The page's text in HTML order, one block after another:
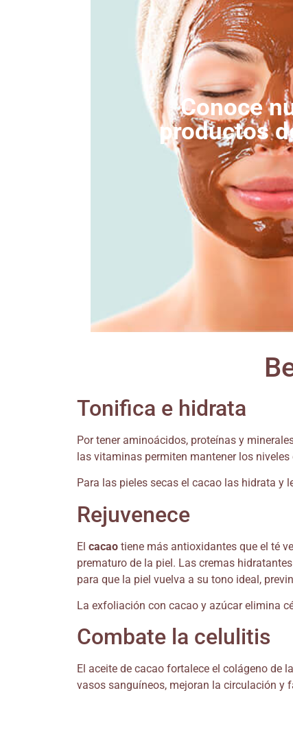
Conoce
productos
Tonifica e hidrata
Por tener aminoácidos, proteínas y
las vitaminas permiten mantener los
Para las pieles secas el cacao las hidrata y
Rejuvenece
El cacao tiene más antioxidantes que el té
prematuro de la piel. Las cremas
para que la piel vuelva a su tono ideal,
La exfoliación con cacao y azúcar elimina
Combate la celulitis
El aceite de cacao fortalece el colágeno de
vasos sanguíneos, mejoran la circulación y